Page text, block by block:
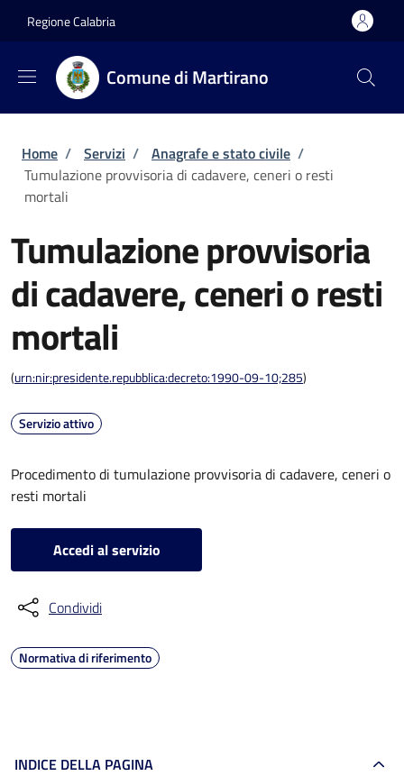
Regione Calabria
Comune di Martirano
Briciole di pane
Home / Servizi / Anagrafe e stato civile /
Tumulazione provvisoria di cadavere, ceneri o resti
mortali
Tumulazione provvisoria
di cadavere, ceneri o resti
mortali
(urn:nir:presidente.repubblica:decreto:1990-09-10;285)
Servizio attivo
Procedimento di tumulazione provvisoria di cadavere, ceneri o
resti mortali
Accedi al servizio
Condividi
Normativa di riferimento
INDICE DELLA PAGINA